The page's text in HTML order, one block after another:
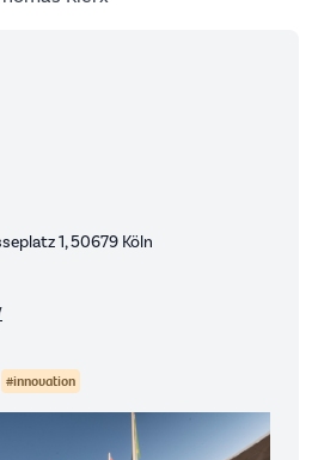
1, 50679 Köln
#innovation